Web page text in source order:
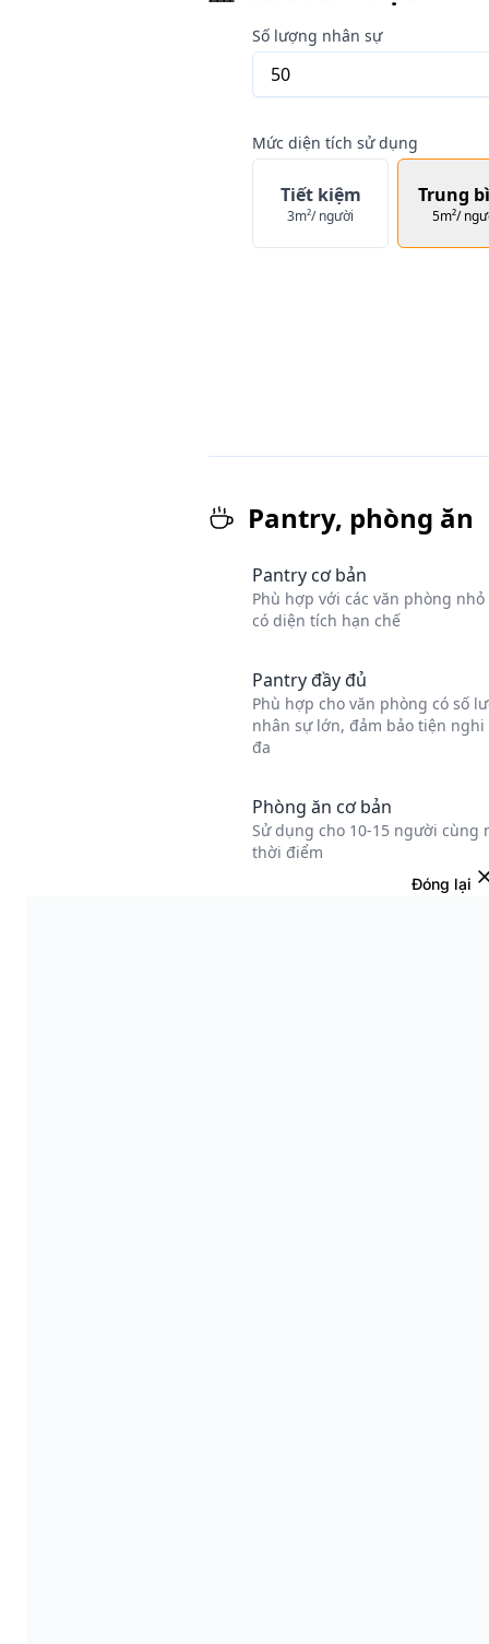
Đóng lại